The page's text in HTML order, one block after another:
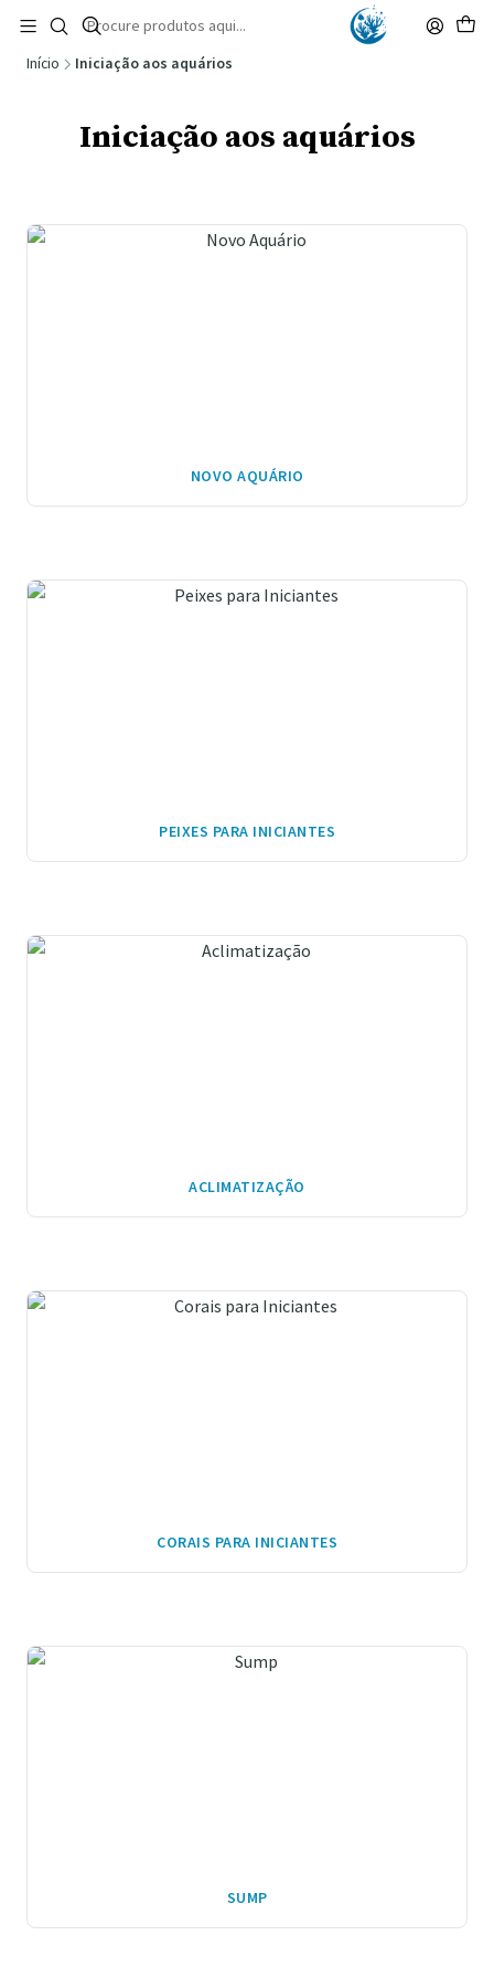
🚚 Portugal Continental: Portes Grátis desde 149,90€ (Envio extresso: 14,90€)
Ler mais
Início Iniciação aos aquários
Iniciação aos aquários
NOVO AQUÁRIO
PEIXES PARA INICIANTES
ACLIMATIZAÇÃO
CORAIS PARA INICIANTES
SUMP